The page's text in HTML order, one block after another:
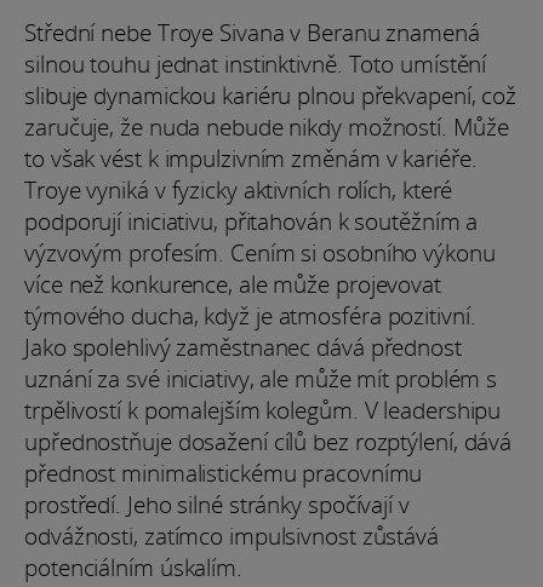
Střední nebe Troye Sivana v Beranu znamená
silnou touhu jednat instinktivně. Toto umístění
slibuje dynamickou kariéru plnou překvapení, což
zaručuje, že nuda nebude nikdy možností. Může
to však vést k impulzivním změnám v kariéře.
Troye vyniká v fyzicky aktivních rolích, které
podporují iniciativu, přitahován k soutěžním a
výzvovým profesím. Cením si osobního výkonu
více než konkurence, ale může projevovat
týmového ducha, když je atmosféra pozitivní.
Jako spolehlivý zaměstnanec dává přednost
uznání za své iniciativy, ale může mít problém s
trpělivostí k pomalejším kolegům. V leadershipu
upřednostňuje dosažení cílů bez rozptýlení, dává
přednost minimalistickému pracovnímu
prostředí. Jeho silné stránky spočívají v
odvážnosti, zatímco impulsivnost zůstává
potenciálním úskalím.